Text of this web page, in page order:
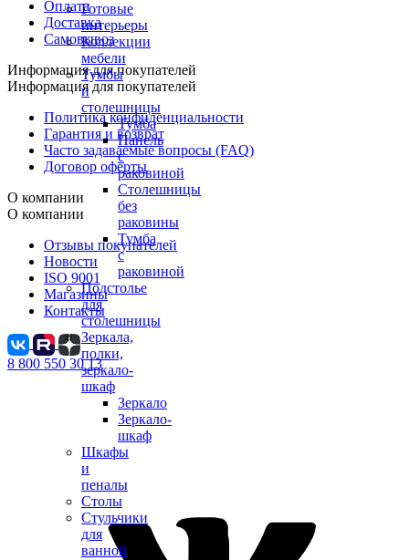
Готовые
интерьеры
Коллекции
мебели
Тумбы
и
столешницы
Тумба
Панель
с
раковиной
Столешницы
без
раковины
Тумба
с
раковиной
Подстолье
для
столешницы
Зеркала,
полки,
зеркало-
шкаф
Зеркало
Зеркало-
шкаф
Шкафы
и
пеналы
Столы
Стульчики
для
ванной
Оплата
Доставка
Самовывоз
Информация для покупателей
Информация для покупателей
Политика конфиденциальности
Гарантия и возврат
Часто задаваемые вопросы (FAQ)
Договор оферты
О компании
О компании
Отзывы покупателей
Новости
ISO 9001
Магазины
Контакты
8 800 550 30 13